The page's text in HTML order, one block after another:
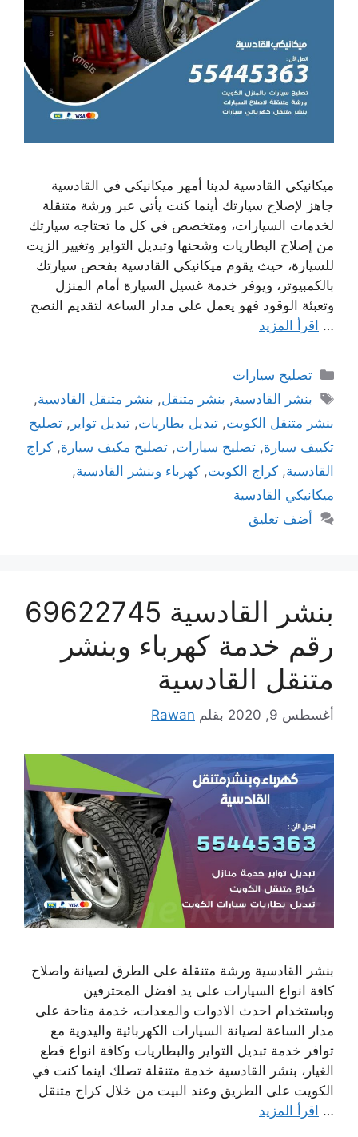
ميكانيكي القادسية لدينا أمهر ميكانيكي في القادسية
جاهز لإصلاح سيارتك أينما كنت يأتي عبر ورشة متنقلة
لخدمات السيارات، ومتخصص في كل ما تحتاجه سيارتك
من إصلاح البطاريات وشحنها وتبديل التواير وتغيير الزيت
للسيارة، حيث يقوم ميكانيكي القادسية بفحص سيارتك
بالكمبيوتر، ويوفر خدمة غسيل السيارة أمام المنزل
وتعبئة الوقود فهو يعمل على مدار الساعة لتقديم النصح
… اقرأ المزيد
التصنيفات
تصليح سيارات
الوسوم
بنشر القادسية, بنشر متنقل, بنشر متنقل القادسية,
بنشر متنقل الكويت, تبديل بطاريات, تبديل تواير , تصليح
تكييف سيارة, تصليح سيارات, تصليح مكيف سيارة, كراج
القادسية, كراج الكويت, كهرباء وبنشر القادسية,
ميكانيكي القادسية
أضف تعليق
بنشر القادسية 69622745
رقم خدمة كهرباء وبنشر
متنقل القادسية
أغسطس 9, 2020 بقلم Rawan
بنشر القادسية ورشة متنقلة على الطرق لصيانة واصلاح
كافة انواع السيارات على يد افضل المحترفين
وباستخدام احدث الادوات والمعدات، خدمة متاحة على
مدار الساعة لصيانة السيارات الكهربائية واليدوية مع
توافر خدمة تبديل التواير والبطاريات وكافة انواع قطع
الغيار، بنشر القادسية خدمة متنقلة تصلك اينما كنت في
الكويت على الطريق وعند البيت من خلال كراج متنقل
… اقرأ المزيد